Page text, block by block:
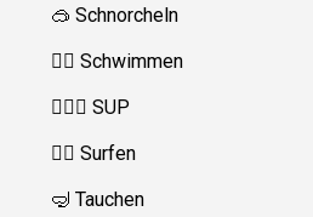
🥽 Schnorcheln
🏊‍♂️ Schwimmen
🏄‍♀️🛶 SUP
🏄‍♂️ Surfen
🤿 Tauchen